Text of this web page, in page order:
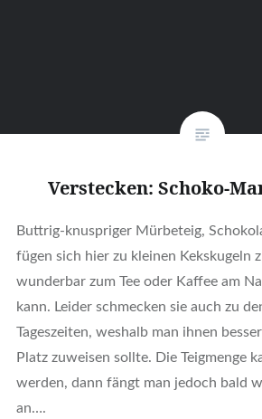
Verstecken: Schoko-
Buttrig-knuspriger Mürbeteig,
fügen sich hier zu kleinen Kekskugeln
wunderbar zum Tee oder Kaffee am
kann. Leider schmecken sie auch zu
Tageszeiten, weshalb man ihnen
Platz zuweisen sollte. Die Teigmenge
werden, dann fängt man jedoch bald
an….